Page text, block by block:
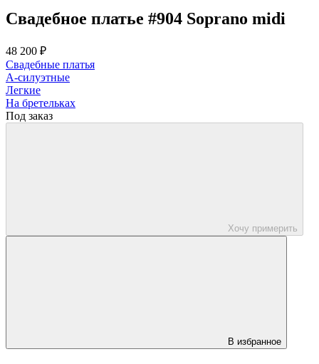
Свадебное платье #904 Soprano midi
48 200 ₽
Свадебные платья
А-силуэтные
Легкие
На бретельках
Под заказ
Хочу примерить
В избранное